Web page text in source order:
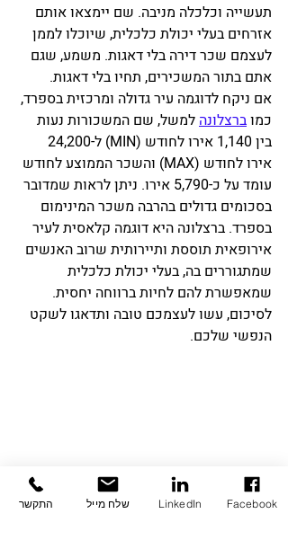
תעשייה וכלכלה מניבה. שם יימצאו אותם
אזרחים בעלי יכולת כלכלית, שיוכלו לממן
לעצמם שכר דירה בלי דאגות. משמע, שגם
אתם בתור המשכירים, תחיו בלי דאגות.
אם ניקח לדוגמה עיר גדולה ומרכזית בספרד,
כמו ברצלונה למשל, שם המשכורות נעות
אירו לחודש (MAX) והשכר הממוצע לחודש
עומד על כ-5,790 אירו. ניתן לראות שמדובר
בסכומים גדולים בהרבה משכר המינימום
בספרד. ברצלונה היא דוגמה קלאסית לעיר
אירופאית תוססת ותיירותית שרוב האנשים
שמתגוררים בה, בעלי יכולת כלכלית
שמאפשרת להם לחיות ברווחה יחסית.
לסיכום, עשו לעצמכם טובה ותדאגו לשקט
הנפשי שלכם.
התקשר שלח מייל LinkedIn Facebook